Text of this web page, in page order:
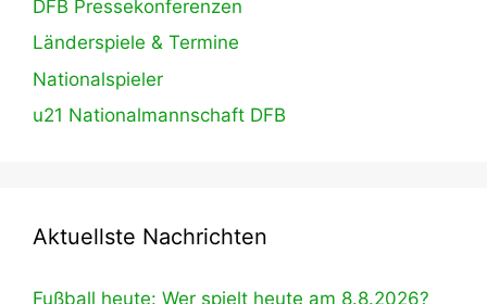
DFB Pressekonferenzen
Länderspiele & Termine
Nationalspieler
u21 Nationalmannschaft DFB
Aktuellste Nachrichten
Fußball heute: Wer spielt heute am 8.8.2026?